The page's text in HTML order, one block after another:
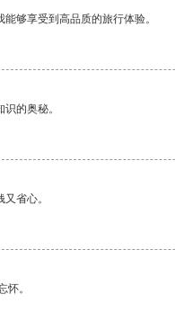
够享受到高品质的旅行体验。
的奥秘。
省心。
怀。